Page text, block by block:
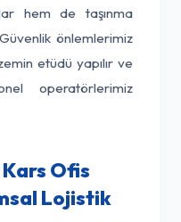
hem de taşınma
önlemlerimiz
etüdü yapılır ve
operatörlerimiz
Ofis
Lojistik